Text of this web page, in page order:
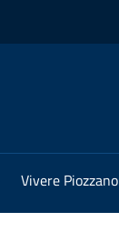
Vivere Piozzano